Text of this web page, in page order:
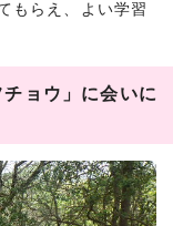
もらえ、よい学習
ョウ」に会いに